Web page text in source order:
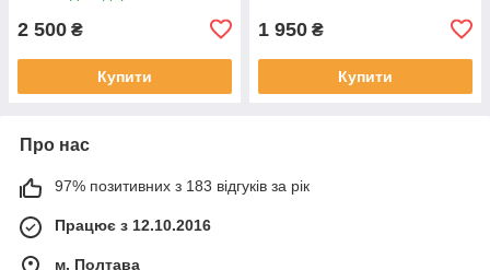
2 500 ₴
Купити
1 950 ₴
Купити
Про нас
97% позитивних з 183 відгуків за рік
Працює з 12.10.2016
м. Полтава